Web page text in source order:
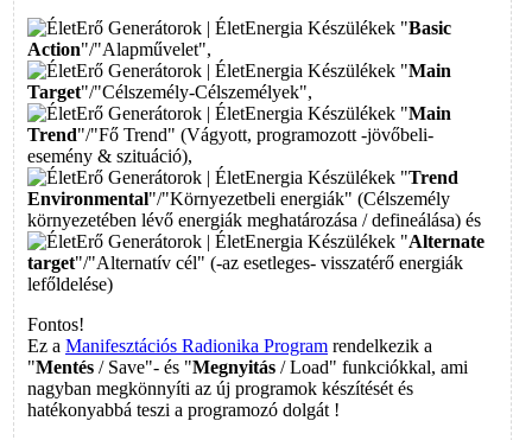
"Basic
Action"/"Alapművelet",
"Main
Target"/"Célszemély-Célszemélyek",
"Main
Trend"/"Fő Trend" (Vágyott, programozott -jövőbeli-
esemény & szituáció),
"Trend
Environmental"/"Környezetbeli energiák" (Célszemély
környezetében lévő energiák meghatározása / defineálása) és
"Alternate
target"/"Alternatív cél" (-az esetleges- visszatérő energiák
lefőldelése)
Fontos!
Ez a Manifesztációs Radionika Program rendelkezik a
"Mentés / Save"- és "Megnyitás / Load" funkciókkal, ami
nagyban megkönnyíti az új programok készítését és
hatékonyabbá teszi a programozó dolgát !